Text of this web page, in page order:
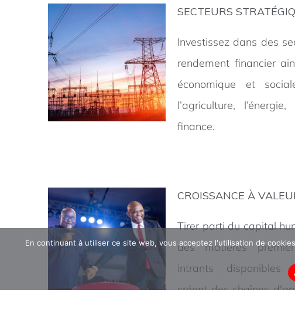
SECTEURS
Investissez dans des
rendement financier
économique et
l’agriculture,
finance.
CROISSANCE À
Tirer parti du capital
des matières
intrants disponibles
créent des chaînes
En continuant à utiliser ce site web, vous acceptez l'utilisation de